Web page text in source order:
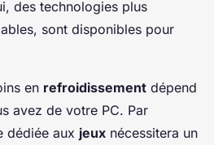
des technologies plus
sont disponibles pour
en refroidissement dépend
avez de votre PC. Par
dédiée aux jeux nécessitera un